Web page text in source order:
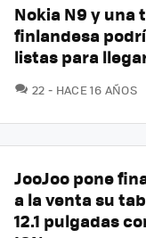
Nokia N9 y una
finlandesa
listas para
22 COMENTARIOS
HACE 16 AÑOS
JooJoo pone
a la venta su
12.1 pulgadas